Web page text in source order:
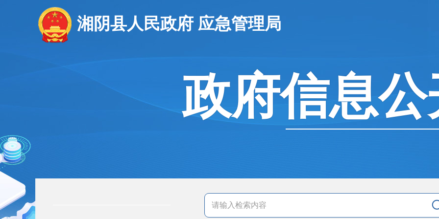
湘阴县人民政府 应急管理局
政府信息公